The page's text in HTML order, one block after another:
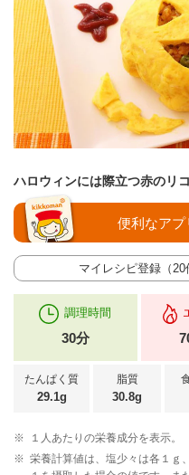
ハロウィンには際立つ赤のリ
マイレシピ登録（20
便利なアプ
調理時間
30分
たんぱく質
29.1g
脂質
30.8g
※
１人あたりの栄養成分を表示。
※ 栄養計算値は、塩少々は各１ｇ